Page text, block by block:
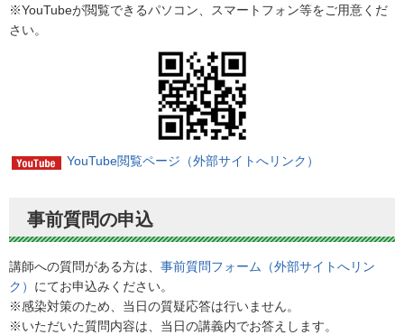
※YouTubeが閲覧できるパソコン、スマートフォン等をご用意くだ
さい。
YouTube閲覧ページ（外部サイトへリンク）
事前質問の申込
講師への質問がある方は、 事前質問フォーム（外部サイトへリン
ク） にてお申込みください。
※感染対策のため、当日の質疑応答は行いません。
※いただいた質問内容は、当日の講義内でお答えします。